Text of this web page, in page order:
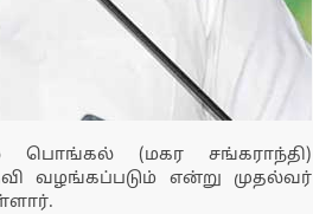
பொங்கல் (மகர சங்கராந்தி)
வழங்கப்படும் என்று முதல்வர்